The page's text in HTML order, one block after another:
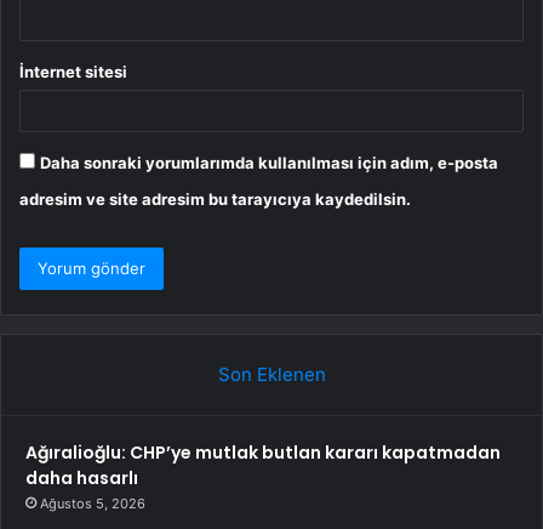
İnternet sitesi
Daha sonraki yorumlarımda kullanılması için adım, e-posta
adresim ve site adresim bu tarayıcıya kaydedilsin.
Son Eklenen
Ağıralioğlu: CHP’ye mutlak butlan kararı kapatmadan
daha hasarlı
Ağustos 5, 2026